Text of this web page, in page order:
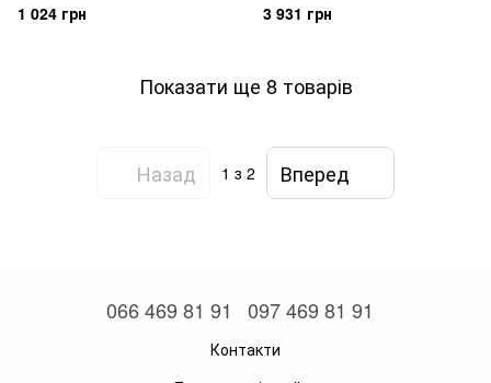
1 024 грн 3 931 грн
Показати ще 8 товарів
Назад 1 з 2 Вперед
066 469 81 91 097 469 81 91
Контакти